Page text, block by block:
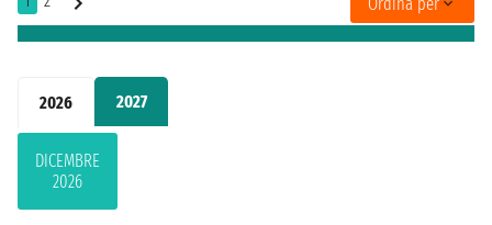
2026 2027
DICEMBRE
2026